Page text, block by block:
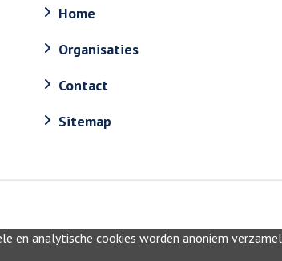
en analytische cookies worden anoniem
Home
Organisaties
Contact
Sitemap